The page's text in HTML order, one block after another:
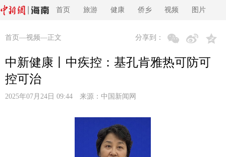
首页 旅游 健康 侨乡 视频 图片
首页 —视频—正文 分享到：
中新健康丨中疾控：基孔肯雅热可防可
控可治
2025年07月24日 09:44 来源： 中国新闻网